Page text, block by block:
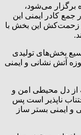
ساله در روز ۷ مهر‌ماه برگزار می‌شود،
کادر ایمنی این
زحمت‌کش این بخش با
بخش‌های تولیدی
آتش نشانی و ایمنی
از دل محیطی امن و
ناپذیر است پس
و ایمنی بستر ساز